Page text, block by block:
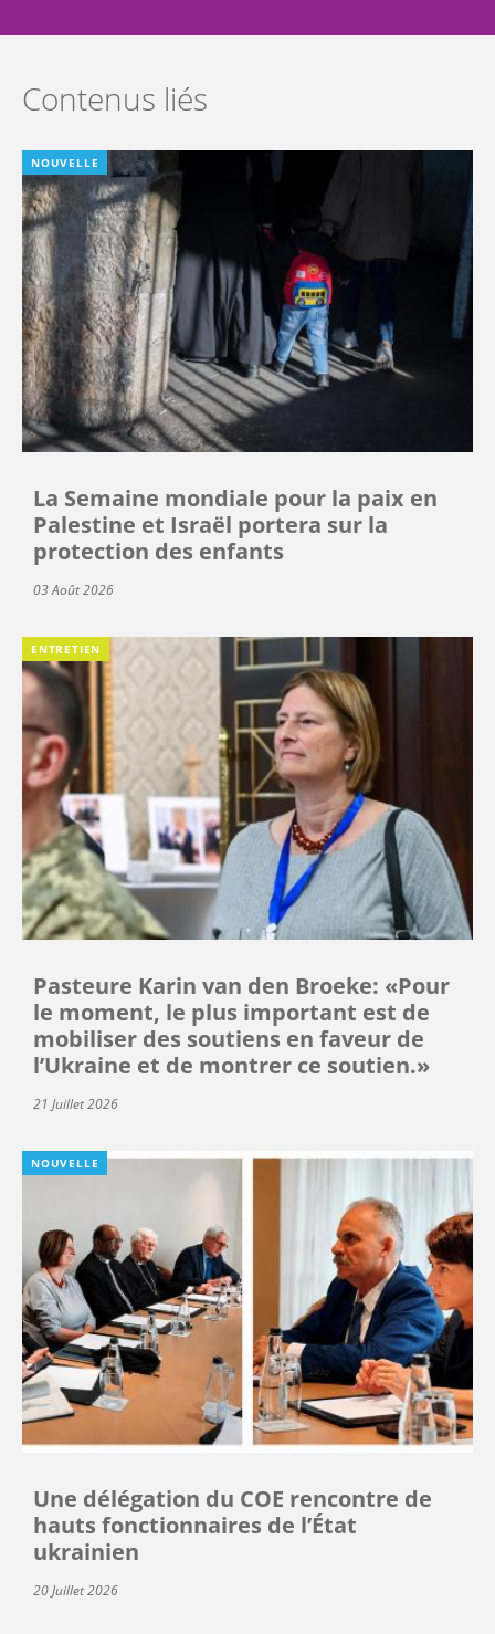
Contenus liés
NOUVELLE
La Semaine mondiale pour la paix en
Palestine et Israël portera sur la
protection des enfants
03 Août 2026
ENTRETIEN
Pasteure Karin van den Broeke: «Pour
le moment, le plus important est de
mobiliser des soutiens en faveur de
l’Ukraine et de montrer ce soutien.»
21 Juillet 2026
NOUVELLE
Une délégation du COE rencontre de
hauts fonctionnaires de l’État
ukrainien
20 Juillet 2026